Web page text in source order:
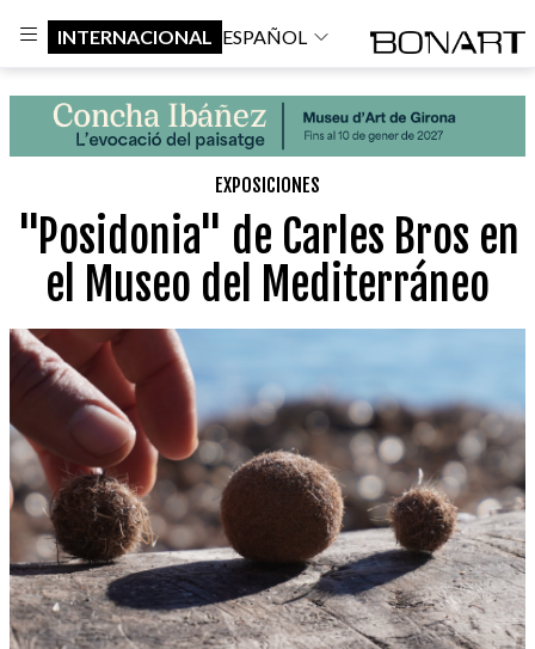
INTERNACIONAL ESPAÑOL
EXPOSICIONES
"Posidonia" de Carles Bros en
el Museo del Mediterráneo